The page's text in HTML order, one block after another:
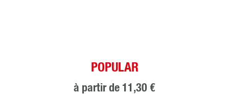
POPULAR
à partir de 11,30 €